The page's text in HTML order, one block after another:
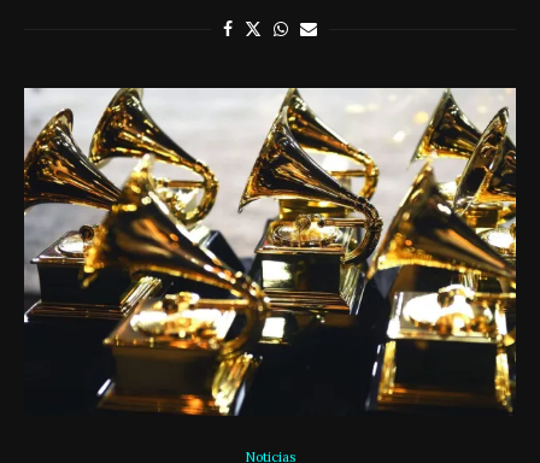
Noticias